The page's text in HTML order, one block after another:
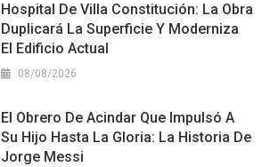
Hospital De Villa Constitución: La Obra
Duplicará La Superficie Y Moderniza
El Edificio Actual
08/08/2026
El Obrero De Acindar Que Impulsó A
Su Hijo Hasta La Gloria: La Historia De
Jorge Messi